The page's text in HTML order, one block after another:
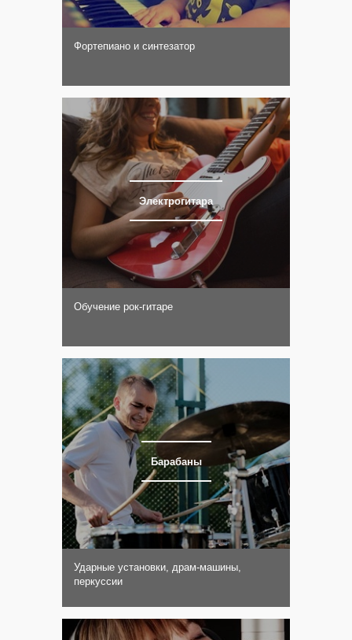
Фортепиано и синтезатор
Электрогитара
Обучение рок-гитаре
Барабаны
Ударные установки, драм-машины,
перкуссии